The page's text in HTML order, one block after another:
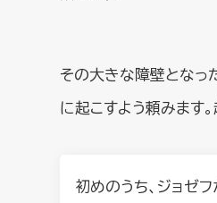
その大きな障壁となっ
に起こすよう頼みます
初めのうち、ジョゼ